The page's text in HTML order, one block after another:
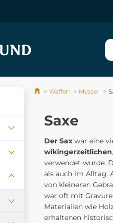
Waffen Messer
Saxe
Der Sax war eine
wikingerzeitlichen
verwendet wurde.
als auch im Alltag.
von kleineren
war oft mit
Materialien wie
erhaltenen